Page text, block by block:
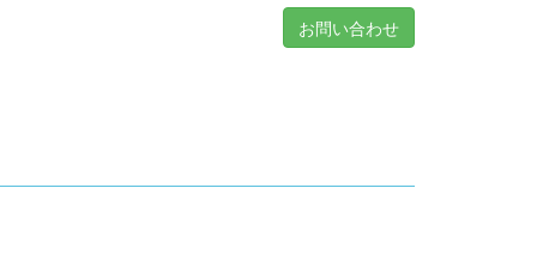
お問い合わせ